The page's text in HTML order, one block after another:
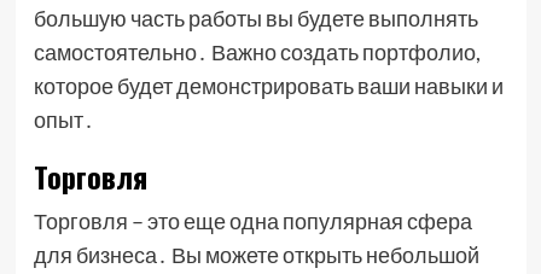
большую часть работы вы будете выполнять
самостоятельно․ Важно создать портфолио,
которое будет демонстрировать ваши навыки и
опыт․
Торговля
Торговля – это еще одна популярная сфера
для бизнеса․ Вы можете открыть небольшой